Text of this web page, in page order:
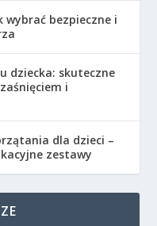
wybrać bezpieczne i
dziecka: skuteczne
i
dla dzieci –
zestawy